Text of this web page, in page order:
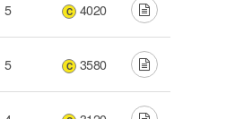
5 C 4020
5 C 3580